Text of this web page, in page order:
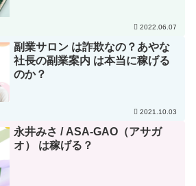
2022.06.07
副業サロン は詐欺なの？あやな
社長の副業案内 は本当に稼げる
のか？
2021.10.03
永井みさ / ASA-GAO（アサガ
オ） は稼げる？￼